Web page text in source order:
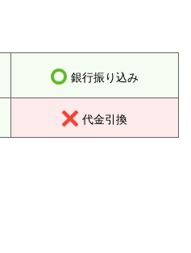
銀行振り込み
代金引換